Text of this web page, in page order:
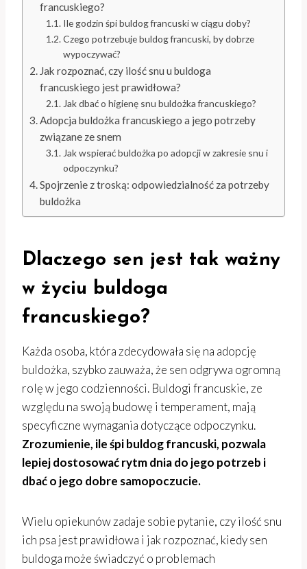
francuskiego?
Ile godzin śpi buldog francuski w ciągu doby?
Czego potrzebuje buldog francuski, by dobrze
wypoczywać?
Jak rozpoznać, czy ilość snu u buldoga
francuskiego jest prawidłowa?
Jak dbać o higienę snu buldożka francuskiego?
Adopcja buldożka francuskiego a jego potrzeby
związane ze snem
Jak wspierać buldożka po adopcji w zakresie snu i
odpoczynku?
Spojrzenie z troską: odpowiedzialność za potrzeby
buldożka
Dlaczego sen jest tak ważny
w życiu buldoga
francuskiego?
Każda osoba, która zdecydowała się na adopcję
buldożka, szybko zauważa, że sen odgrywa ogromną
rolę w jego codzienności. Buldogi francuskie, ze
względu na swoją budowę i temperament, mają
specyficzne wymagania dotyczące odpoczynku.
Zrozumienie, ile śpi buldog francuski, pozwala
lepiej dostosować rytm dnia do jego potrzeb i
dbać o jego dobre samopoczucie.
Wielu opiekunów zadaje sobie pytanie, czy ilość snu
ich psa jest prawidłowa i jak rozpoznać, kiedy sen
buldoga może świadczyć o problemach